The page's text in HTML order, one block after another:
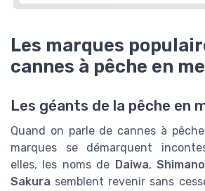
Les marques
cannes à pêche en
Les géants de la pêche en
Quand on parle de cannes à
marques se démarquent
elles, les noms de Daiwa, Shimano
Sakura semblent revenir sans